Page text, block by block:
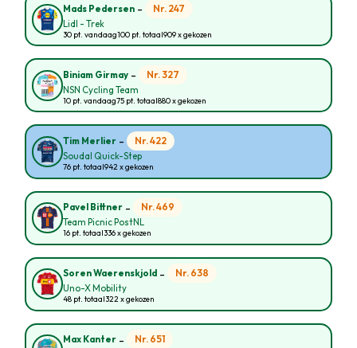
Mads Pedersen - Nr. 247
Lidl - Trek
30 pt. vandaag100 pt. totaal909 x gekozen
Biniam Girmay - Nr. 327
NSN Cycling Team
10 pt. vandaag75 pt. totaal880 x gekozen
Tim Merlier - Nr. 422
Soudal Quick-Step
76 pt. totaal942 x gekozen
Pavel Bittner - Nr. 469
Team Picnic PostNL
16 pt. totaal336 x gekozen
Soren Waerenskjold - Nr. 638
Uno-X Mobility
48 pt. totaal322 x gekozen
Max Kanter - Nr. 651